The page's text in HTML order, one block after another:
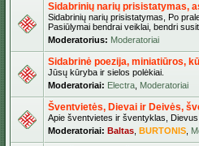
Sidabrinių narių prisistatymas,
Sidabrinių narių prisistatymas, Po
Pasiūlymai bendrai veiklai, bendri
Moderatorius: Moderatoriai
Sidabrinė poezija, miniatiūros,
Jūsų kūryba ir sielos polėkiai.
Moderatoriai: Electra Moderatoriai
Šventvietės, Dievai ir Deivės,
Apie šventvietes ir šventyklas,
Moderatoriai: Baltas BURTONIS